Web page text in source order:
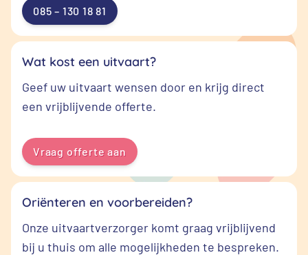
085 – 130 18 81
Wat kost een uitvaart?
Geef uw uitvaart wensen door en krijg direct
een vrijblijvende offerte.
Vraag offerte aan
Oriënteren en voorbereiden?
Onze uitvaartverzorger komt graag vrijblijvend
bij u thuis om alle mogelijkheden te bespreken.